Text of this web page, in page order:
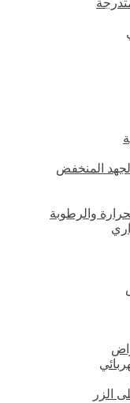
المنخفض
والرطوبة
الزر